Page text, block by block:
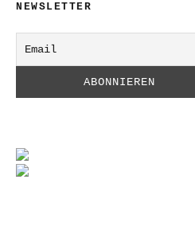
NEWSLETTER